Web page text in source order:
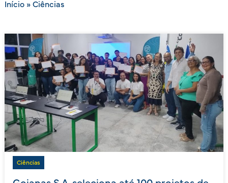
Início» Ciências
Ciências